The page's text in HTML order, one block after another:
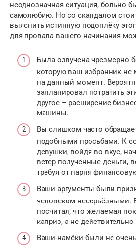
неоднозначная ситуация, больно
самолюбию. Но со скандалом
выяснить истинную подоплёку
для провала вашего начинания
Была озвучена чрезмерно
которую ваш избранник не
на данный момент.
запланировал потратить
другое – расширение
машины.
Вы слишком часто
подобными просьбами. К
девушки, войдя во вкус,
ветер полученные деньги,
требуя от парня
Ваши аргументы были
человеком несерьёзными.
посчитал, что желаемая
каприз, а не
Ваши намёки были не